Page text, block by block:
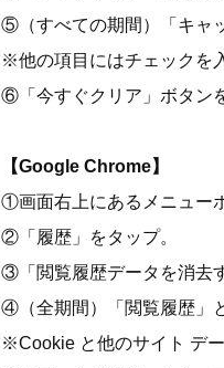
⑤（すべての期間）「キャ
※他の項目にはチェックを
⑥「今すぐクリア」ボタン
【Google Chrome】
①画面右上にあるメニュー
②「履歴」をタップ。
③「閲覧履歴データを消去
④（全期間）「閲覧履歴」
※Cookie と他のサイト デ